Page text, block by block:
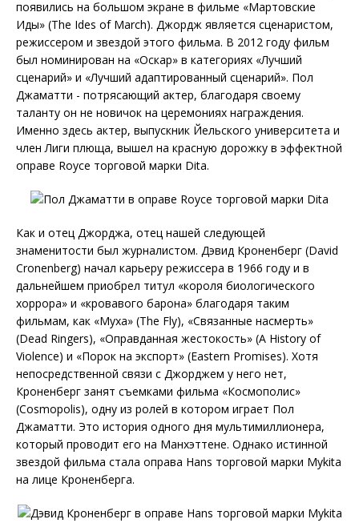
появились на большом экране в фильме «Мартовские
Иды» (The Ides of March). Джордж является сценаристом,
режиссером и звездой этого фильма. В 2012 году фильм
был номинирован на «Оскар» в категориях «Лучший
сценарий» и «Лучший адаптированный сценарий». Пол
Джаматти - потрясающий актер, благодаря своему
таланту он не новичок на церемониях награждения.
Именно здесь актер, выпускник Йельского университета и
член Лиги плюща, вышел на красную дорожку в эффектной
оправе Royce торговой марки Dita.
Как и отец Джорджа, отец нашей следующей
знаменитости был журналистом. Дэвид Кроненберг (David
Cronenberg) начал карьеру режиссера в 1966 году и в
дальнейшем приобрел титул «короля биологического
хоррора» и «кровавого барона» благодаря таким
фильмам, как «Муха» (The Fly), «Связанные насмерть»
(Dead Ringers), «Оправданная жестокость» (A History of
Violence) и «Порок на экспорт» (Eastern Promises). Хотя
непосредственной связи с Джорджем у него нет,
Кроненберг занят съемками фильма «Космополис»
(Cosmopolis), одну из ролей в котором играет Пол
Джаматти. Это история одного дня мультимиллионера,
который проводит его на Манхэттене. Однако истинной
звездой фильма стала оправа Hans торговой марки Mykita
на лице Кроненберга.